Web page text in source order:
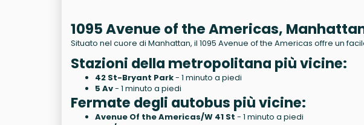
1095 Avenue of the Americas,
Situato nel cuore di Manhattan, il 1095 Avenue of the Americas offre un
Stazioni della metropolitana più vicine:
42 St-Bryant Park- 1 minuto a piedi
5 Av- 1 minuto a piedi
Fermate degli autobus più vicine:
Avenue Of the Americas/W 41 St - 1 minuto a piedi